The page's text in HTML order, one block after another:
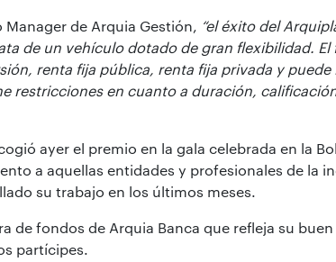
de Arquia Gestión, “el éxito del
de un vehículo dotado de gran flexibilidad.
renta fija pública, renta fija privada y
restricciones en cuanto a duración,
ayer el premio en la gala celebrada en la
a aquellas entidades y profesionales de la
su trabajo en los últimos meses.
de fondos de Arquia Banca que refleja su
partícipes.